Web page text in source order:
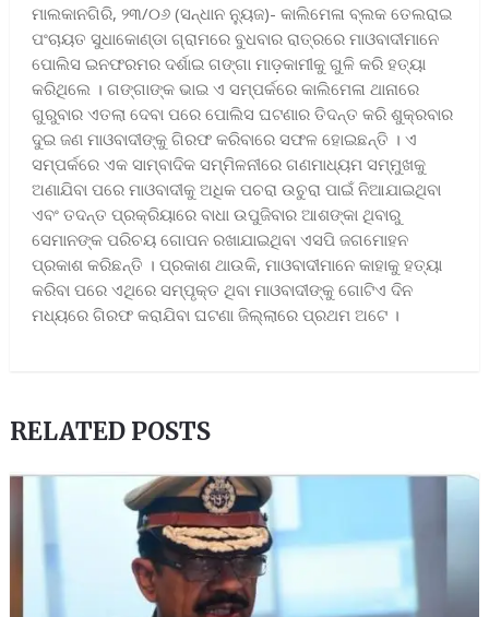
ମାଲକାନଗିରି, ୨୩/୦୬ (ସନ୍ଧାନ ନୁ୍ୟଜ)- କାଲିମେଳା ବ୍ଲକ ତେଲରାଇ
ପଂଚାୟତ ସୁଧାକୋଣ୍ଡା ଗ୍ରାମରେ ବୁଧବାର ରାତ୍ରରେ ମାଓବାଦୀମାନେ
ପୋଲିସ ଇନଫରମର ଦର୍ଶାଇ ଗଙ୍ଗା ମାଡ଼କାମୀକୁ ଗୁଳି କରି ହତ୍ୟା
କରିଥିଲେ । ଗଙ୍ଗାଙ୍କ ଭାଇ ଏ ସମ୍ପର୍କରେ କାଲିମେଳା ଥାନାରେ
ଗୁରୁବାର ଏତଲା ଦେବା ପରେ ପୋଲିସ ଘଟଣାର ତିଦନ୍ତ କରି ଶୁକ୍ରବାର
ଦୁଇ ଜଣ ମାଓବାଦୀଙ୍କୁ ଗିରଫ କରିବାରେ ସଫଳ ହୋଇଛନ୍ତି । ଏ
ସମ୍ପର୍କରେ ଏକ ସାମ୍ବାଦିକ ସମ୍ମିଳନୀରେ ଗଣମାଧ୍ୟମ ସମ୍ମୁଖକୁ
ଅଣାଯିବା ପରେ ମାଓବାଦୀକୁ ଅଧିକ ପଚରା ଉଚୁରା ପାଇଁ ନିଆଯାଇଥିବା
ଏବଂ ତଦନ୍ତ ପ୍ରକ୍ରିୟାରେ ବାଧା ଉପୁଜିବାର ଆଶଙ୍କା ଥିବାରୁ
ସେମାନଙ୍କ ପରିଚୟ ଗୋପନ ରଖାଯାଇଥିବା ଏସପି ଜଗମୋହନ
ପ୍ରକାଶ କରିଛନ୍ତି । ପ୍ରକାଶ ଥାଉକି, ମାଓବାଦୀମାନେ କାହାକୁ ହତ୍ୟା
କରିବା ପରେ ଏଥିରେ ସମ୍ପୃକ୍ତ ଥିବା ମାଓବାଦୀଙ୍କୁ ଗୋଟିଏ ଦିନ
ମଧ୍ୟରେ ଗିରଫ କରାଯିବା ଘଟଣା ଜିଲ୍ଲାରେ ପ୍ରଥମ ଅଟେ ।
RELATED POSTS